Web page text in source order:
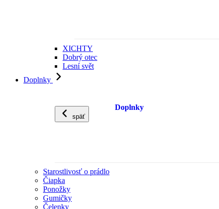
XICHTY
Dobrý otec
Lesní svět
Doplnky
späť
Doplnky
Starostlivosť o prádlo
Čiapka
Ponožky
Gumičky
Čelenky